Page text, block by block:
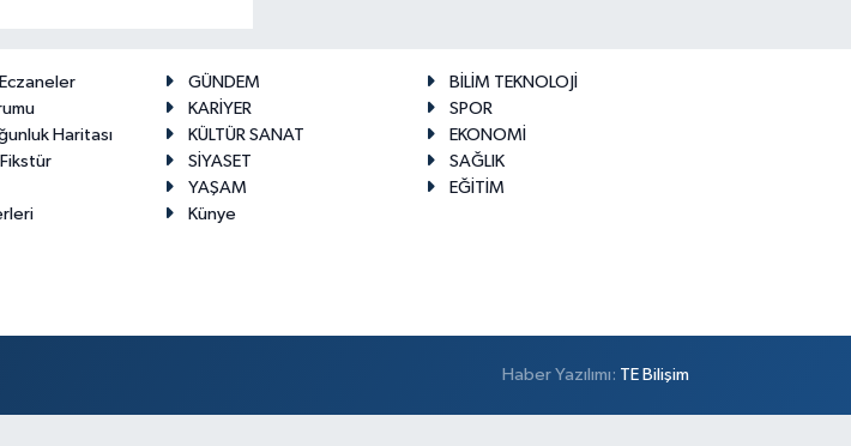
Haritası
GÜNDEM
BİLİM TEKNOLOJİ
KARİYER
SPOR
KÜLTÜR SANAT
EKONOMİ
SİYASET
SAĞLIK
YAŞAM
EĞİTİM
Künye
Haber Yazılımı: TE Bilişim